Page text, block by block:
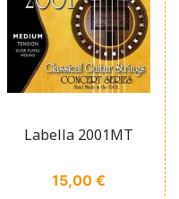
Labella 2001MT
Prix
15,00 €